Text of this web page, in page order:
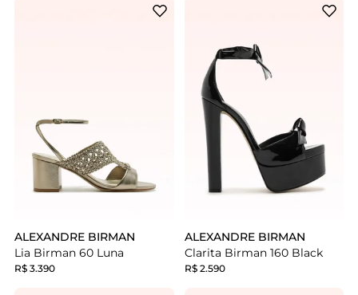
ALEXANDRE BIRMAN
Lia Birman 60 Luna
R$ 3.390
ALEXANDRE BIRMAN
Clarita Birman 160 Black
R$ 2.590